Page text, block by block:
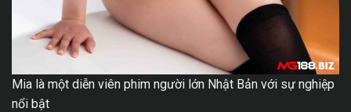
Mia là một diễn viên phim người lớn Nhật Bản với sự nghiệp
nổi bật